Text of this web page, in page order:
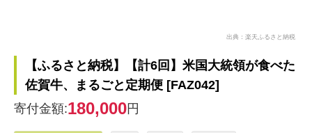
出典：楽天ふるさと納税
【ふるさと納税】【計6回】米国大統領が食べた
佐賀牛、まるごと定期便 [FAZ042]
寄付金額:180,000円